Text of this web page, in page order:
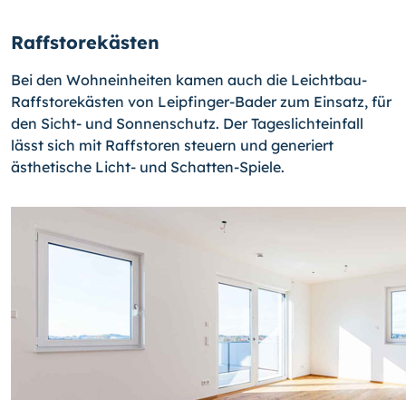
Raffstorekästen
Bei den Wohneinheiten kamen auch die Leichtbau-
Raffstorekästen von Leipfinger-Bader zum Einsatz, für
den Sicht- und Sonnenschutz. Der Tageslichteinfall
lässt sich mit Raffstoren steuern und generiert
ästhetische Licht- und Schatten-Spiele.